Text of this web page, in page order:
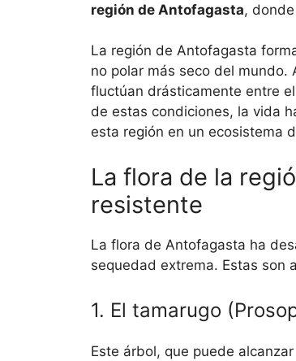
región de Antofagasta,
La región de Antofagasta
no polar más seco del mundo.
fluctúan drásticamente entre
de estas condiciones, la vida
esta región en un ecosistema
La flora de la
resistente
La flora de Antofagasta ha
sequedad extrema. Estas son
1. El tamarugo
Este árbol, que puede